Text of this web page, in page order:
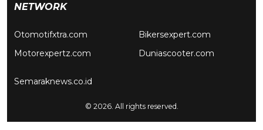
NETWORK
Otomotifxtra.com
Motorexpertz.com
Bikersexpert.com
Duniascooter.com
Semaraknews.co.id
© 2026. All rights reserved.